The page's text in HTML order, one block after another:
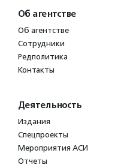
Об агентстве
Об агентстве
Сотрудники
Редполитика
Контакты
Деятельность
Издания
Спецпроекты
Мероприятия АСИ
Отчеты